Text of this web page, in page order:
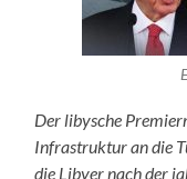
Der libysche
Infrastruktur an die
die Libyer nach der